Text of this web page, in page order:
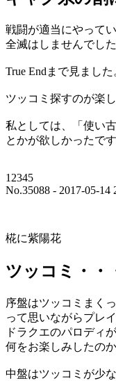
戦闘が適当にやって
全滅はしませんでした
True Endまで見ました
ツッコミ探すのが楽
私としては、「使い
とかが欲しかったです
12345
No.35088 - 2017-05-14
椛に紫陽花
ツッコミ・・
序盤はツッコミまく
って思いながらプレ
ドラクエのパロディ
何をお楽しみしたの
中盤はツッコミが少